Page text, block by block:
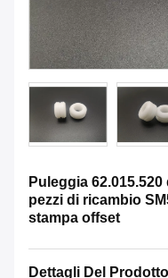
Puleggia
pezzi di ricambio
stampa offset
Dettagli Del Prodotto